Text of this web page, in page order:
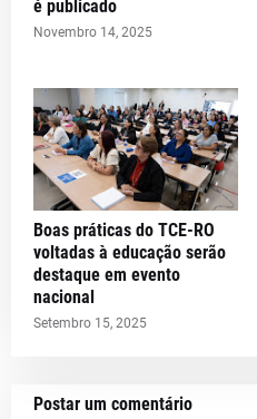
é publicado
Novembro 14, 2025
Boas práticas do TCE-RO
voltadas à educação serão
destaque em evento
nacional
Setembro 15, 2025
Postar um comentário